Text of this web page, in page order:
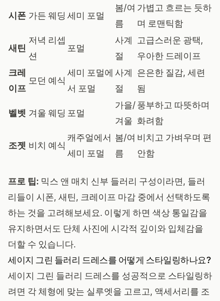
시폰 가든 웨딩 세미 포멀
봄/여
름
가볍고 흐르는 듯하
며 로맨틱함
새틴
저녁 리셉
션
포멀
사계
절
고급스러운 광택,
우아한 드레이프
크레
이프
모던 예식
세미 포멀에
서 포멀
사계
절
은은한 질감, 세련
됨
벨벳 겨울 웨딩 포멀
가을/
겨울
풍부하고 따뜻하며
화려함
조젯 비치 예식
캐주얼에서
세미 포멀
봄/여
름
비치고 가벼우며 편
안함
프로 팁: 믹스 앤 매치 신부 들러리 구성이라면, 들러
리들이 시폰, 새틴, 크레이프 마감 중에서 선택하도록
하는 것을 고려해보세요. 이렇게 하면 색상 통일감을
유지하면서도 단체 사진에 시각적 깊이와 입체감을
더할 수 있습니다.
세이지 그린 들러리 드레스를 어떻게 스타일링하나요?
세이지 그린 들러리 드레스를 성공적으로 스타일링하
려면 각 체형에 맞는 실루엣을 고르고, 액세서리를 조